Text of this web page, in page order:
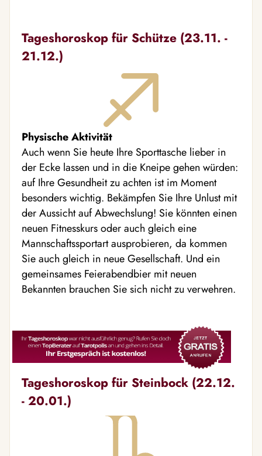
Tageshoroskop für Schütze (23.11. -
21.12.)
Physische Aktivität
Auch wenn Sie heute Ihre Sporttasche lieber in
der Ecke lassen und in die Kneipe gehen würden:
auf Ihre Gesundheit zu achten ist im Moment
besonders wichtig. Bekämpfen Sie Ihre Unlust mit
der Aussicht auf Abwechslung! Sie könnten einen
neuen Fitnesskurs oder auch gleich eine
Mannschaftssportart ausprobieren, da kommen
Sie auch gleich in neue Gesellschaft. Und ein
gemeinsames Feierabendbier mit neuen
Bekannten brauchen Sie sich nicht zu verwehren.
Tageshoroskop für Steinbock (22.12.
- 20.01.)